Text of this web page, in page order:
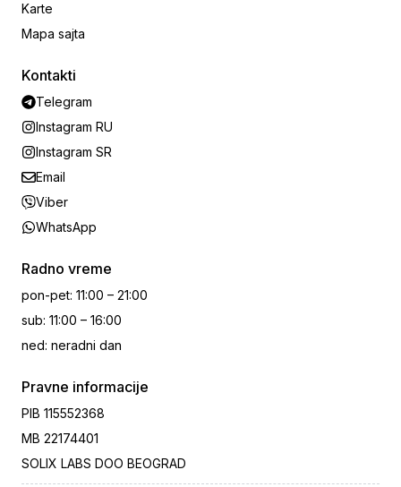
Karte
Mapa sajta
Kontakti
Telegram
Instagram RU
Instagram SR
Email
Viber
WhatsApp
Radno vreme
pon-pet: 11:00 – 21:00
sub: 11:00 – 16:00
ned: neradni dan
Pravne informacije
PIB 115552368
MB 22174401
SOLIX LABS DOO BEOGRAD